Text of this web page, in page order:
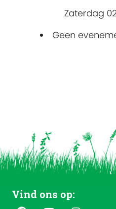
Zaterdag
Geen
Vind ons op: